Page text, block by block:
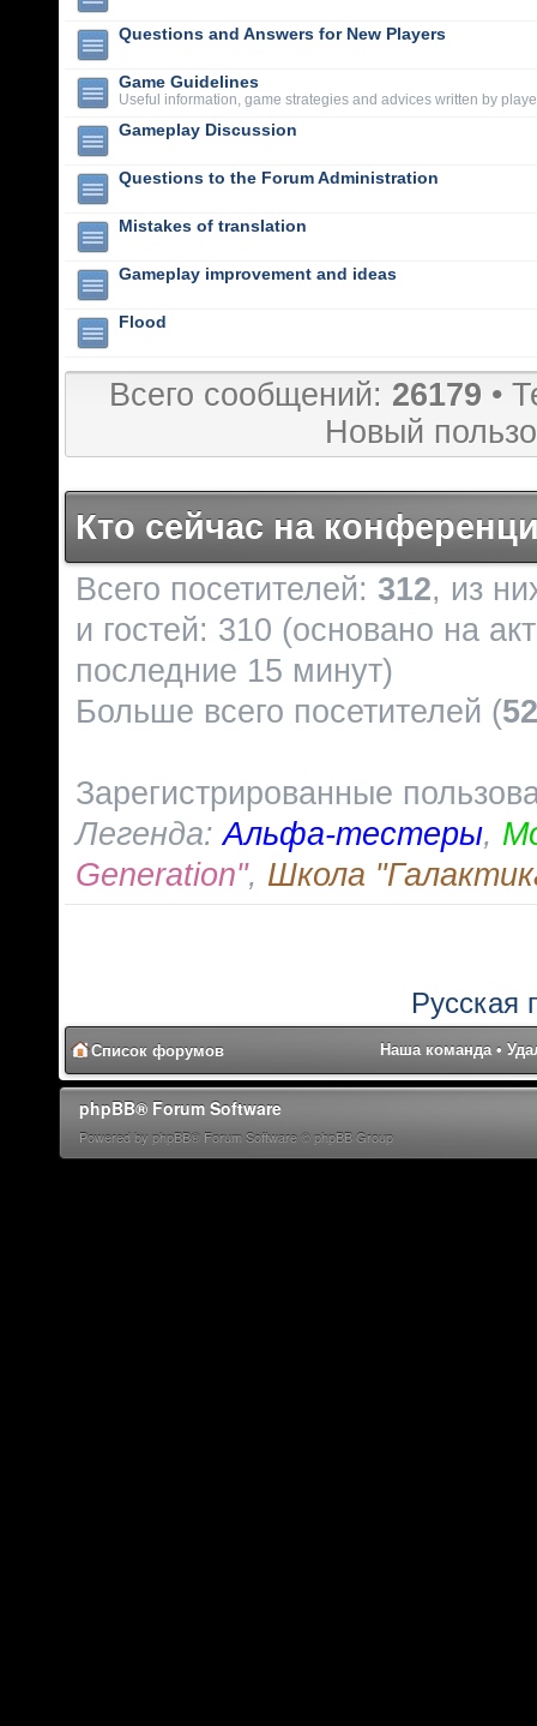
Questions and Answers for New Players
Game Guidelines
Useful information, game strategies and advices written by
Gameplay Discussion
Questions to the Forum Administration
Mistakes of translation
Gameplay improvement and ideas
Flood
Всего сообщений: 26179 •
Новый
Кто сейчас на
Всего посетителей: 312, из
и гостей: 310 (основано на
последние 15 минут)
Больше всего посетителей (
Зарегистрированные
Легенда:Альфа-тестеры,
Generation", Школа
Русская
Список форумов Наша команда•
phpBB® Forum Software
Powered by phpBB® Forum Software © phpBB Group